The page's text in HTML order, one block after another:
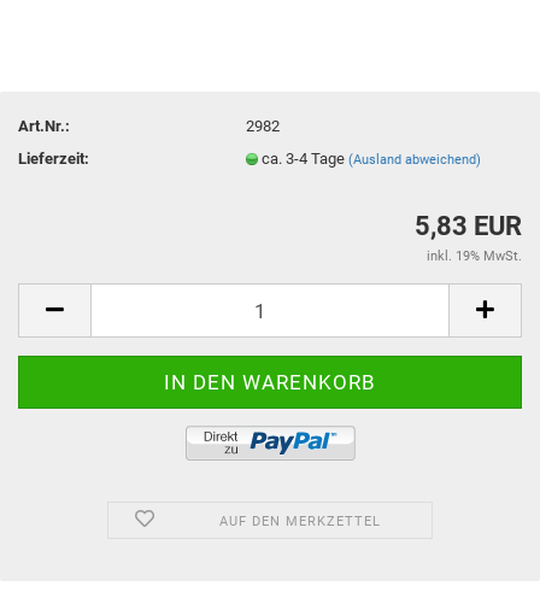
Art.Nr.:
2982
Lieferzeit:
ca. 3-4 Tage(Ausland abweichend)
5,83 EUR
inkl. 19% MwSt.
AUF DEN MERKZETTEL